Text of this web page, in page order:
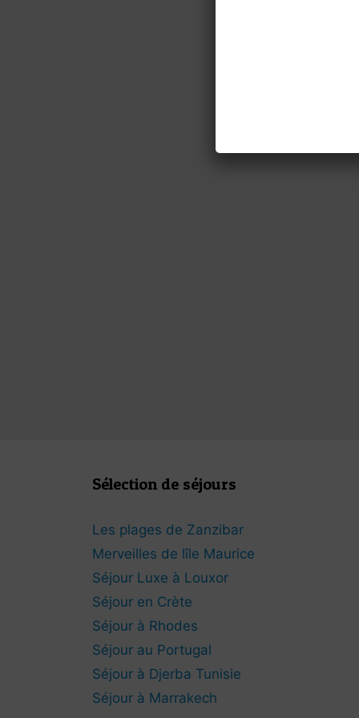
Sélection de séjours
Les plages de Zanzibar
Merveilles de lîle Maurice
Séjour Luxe à Louxor
Séjour en Crète
Séjour à Rhodes
Séjour au Portugal
Séjour à Djerba Tunisie
Séjour à Marrakech